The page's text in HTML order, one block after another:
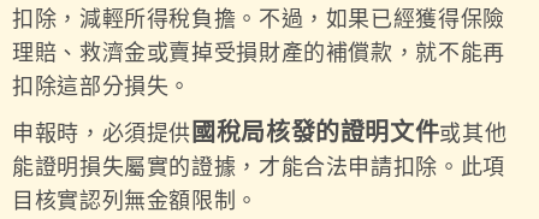
扣除，減輕所得稅負擔。不過，如果已經獲得保險
理賠、救濟金或賣掉受損財產的補償款，就不能再
扣除這部分損失。
申報時，必須提供 國稅局核發的證明文件或其他
能證明損失屬實的證據，才能合法申請扣除。此項
目核實認列無金額限制。